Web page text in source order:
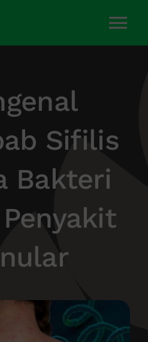
Sifilis
Bakteri